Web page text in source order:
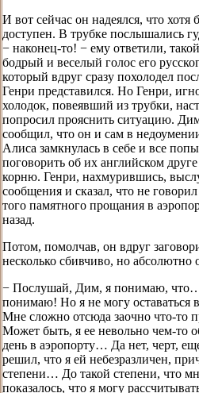
И вот сейчас он надеялся, что хотя
доступен. В трубке послышались
− наконец-то! − ему ответили,
бодрый и веселый голос его
который вдруг сразу похолодел
Генри представился. Но Генри,
холодок, повеявший из трубки,
попросил прояснить ситуацию.
сообщил, что он и сам в
Алиса замкнулась в себе и все
поговорить об их английском друге
корню. Генри, нахмурившись,
сообщения и сказал, что не
того памятного прощания в
назад.
Потом, помолчав, он вдруг
несколько сбивчиво, но абсолютно
− Послушай, Дим, я понимаю, что…
понимаю! Но я не могу оставаться
Мне сложно отсюда заочно что-то
Может быть, я ее невольно чем-то
день в аэропорту… Да нет, черт,
решил, что я ей небезразличен,
степени… До такой степени, что
показалось, что я могу